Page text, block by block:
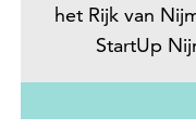
het Rijk van
StartUp